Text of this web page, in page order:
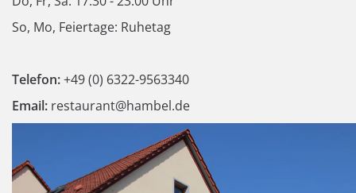
So, Mo, Feiertage: Ruhetag
Telefon:+49 (0) 6322-9563340
Email: restaurant@hambel.de